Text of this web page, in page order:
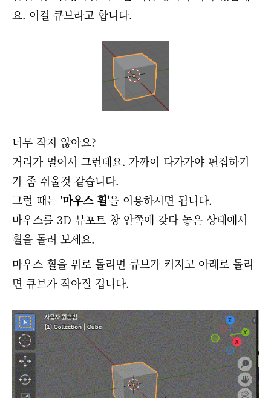
요. 이걸 큐브라고 합니다.
너무 작지 않아요?
거리가 멀어서 그런데요. 가까이 다가가야 편집하기
가 좀 쉬울것 같습니다.
그럴 때는 '마우스 휠'을 이용하시면 됩니다.
마우스를 3D 뷰포트 창 안쪽에 갖다 놓은 상태에서
휠을 돌려 보세요.
마우스 휠을 위로 돌리면 큐브가 커지고 아래로 돌리
면 큐브가 작아질 겁니다.